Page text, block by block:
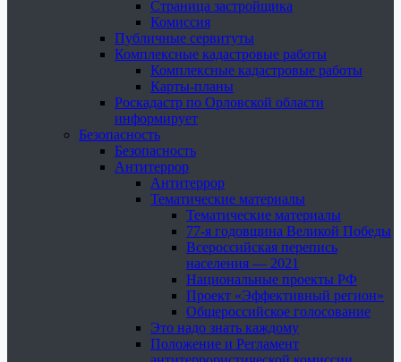
Страница застройщика
Комиссия
Публичные сервитуты
Комплексные кадастровые работы
Комплексные кадастровые работы
Карты-планы
Роскадастр по Орловской области
информирует
Безопасность
Безопасность
Антитеррор
Антитеррор
Тематические материалы
Тематические материалы
77-я годовщина Великой Победы
Всероссийская перепись
населения — 2021
Национальные проекты РФ
Проект «Эффективный регион»
Общероссийское голосование
Это надо знать каждому
Положение и Регламент